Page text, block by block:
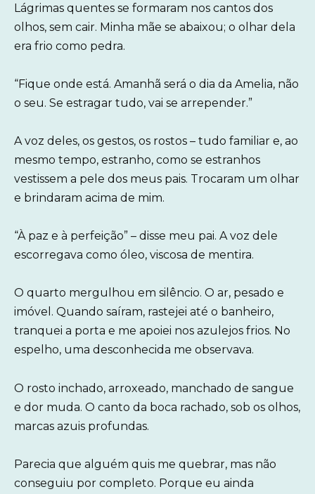
Lágrimas quentes se formaram nos cantos dos
olhos, sem cair. Minha mãe se abaixou; o olhar dela
era frio como pedra.
“Fique onde está. Amanhã será o dia da Amelia, não
o seu. Se estragar tudo, vai se arrepender.”
A voz deles, os gestos, os rostos – tudo familiar e, ao
mesmo tempo, estranho, como se estranhos
vestissem a pele dos meus pais. Trocaram um olhar
e brindaram acima de mim.
“À paz e à perfeição” – disse meu pai. A voz dele
escorregava como óleo, viscosa de mentira.
O quarto mergulhou em silêncio. O ar, pesado e
imóvel. Quando saíram, rastejei até o banheiro,
tranquei a porta e me apoiei nos azulejos frios. No
espelho, uma desconhecida me observava.
O rosto inchado, arroxeado, manchado de sangue
e dor muda. O canto da boca rachado, sob os olhos,
marcas azuis profundas.
Parecia que alguém quis me quebrar, mas não
conseguiu por completo. Porque eu ainda